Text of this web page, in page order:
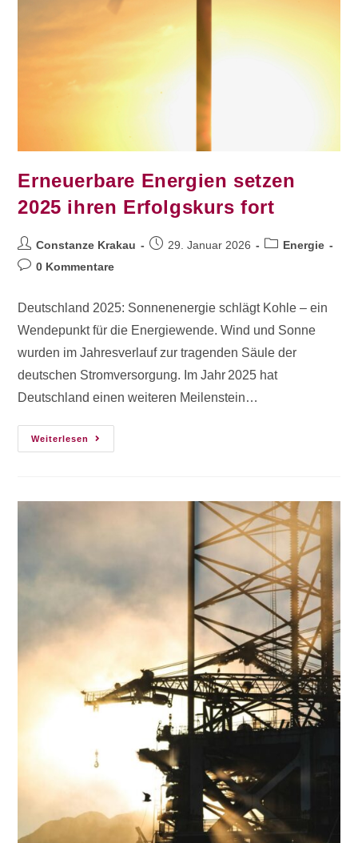
Erneuerbare Energien setzen
2025 ihren Erfolgskurs fort
Constanze Krakau 29. Januar 2026
Energie
0 Kommentare
Deutschland 2025: Sonnenenergie schlägt Kohle – ein
Wendepunkt für die Energiewende. Wind und Sonne
wurden im Jahresverlauf zur tragenden Säule der
deutschen Stromversorgung. Im Jahr 2025 hat
Deutschland einen weiteren Meilenstein…
Weiterlesen